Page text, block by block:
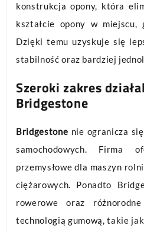
konstrukcja opony, która
kształcie opony w
Dzięki temu uzyskuje się
stabilność oraz bardziej
Szeroki zakres
Bridgestone
Bridgestone nie ogranicza
samochodowych. Firma
przemysłowe dla maszyn
ciężarowych. Ponadto
rowerowe oraz
technologią gumową, takie